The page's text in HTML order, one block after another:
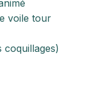
voile tour
coquillages)